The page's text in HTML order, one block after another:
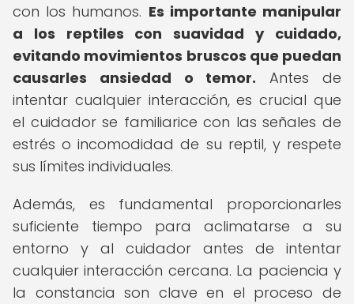
con los humanos. Es importante manipular
a los reptiles con suavidad y cuidado,
evitando movimientos bruscos que puedan
causarles ansiedad o temor. Antes de
intentar cualquier interacción, es crucial que
el cuidador se familiarice con las señales de
estrés o incomodidad de su reptil, y respete
sus límites individuales.
Además, es fundamental proporcionarles
suficiente tiempo para aclimatarse a su
entorno y al cuidador antes de intentar
cualquier interacción cercana. La paciencia y
la constancia son clave en el proceso de